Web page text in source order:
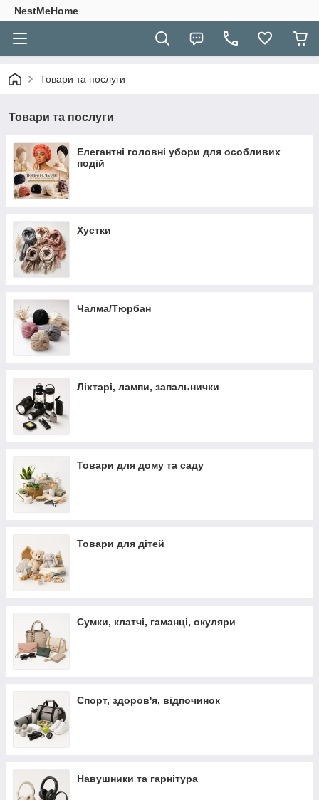
NestMeHome
Товари та послуги
Товари та послуги
Елегантні головні убори для особливих
подій
Хустки
Чалма/Тюрбан
Ліхтарі, лампи, запальнички
Товари для дому та саду
Товари для дітей
Сумки, клатчі, гаманці, окуляри
Спорт, здоров'я, відпочинок
Навушники та гарнітура